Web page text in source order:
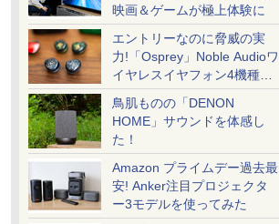
映画＆ゲームが極上体験に
エントリーなのに脅威の実
力!「Osprey」Noble Audioワ
イヤレスイヤフォン4機種を
一気に聴く
鳥肌ものの「DENON
HOME」サウンドを体感し
た！
Amazon プライムデー過去最
安! Anker注目プロジェクタ
ー3モデルを使ってみた